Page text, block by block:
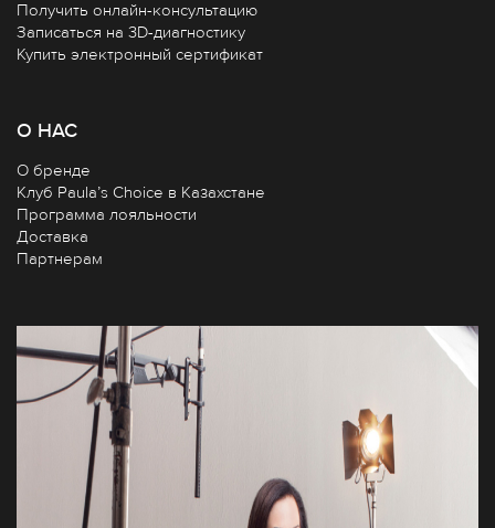
Получить онлайн-консультацию
Записаться на 3D-диагностику
Купить электронный сертификат
О НАС
О бренде
Клуб Paula’s Choice в Казахстане
Программа лояльности
Доставка
Партнерам